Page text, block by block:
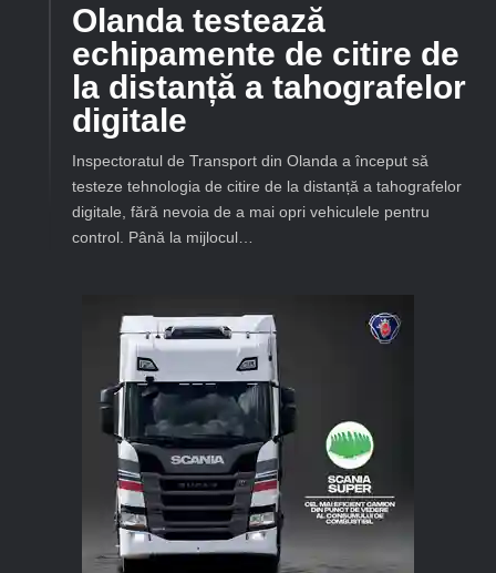
Olanda testează
echipamente de citire de
la distanță a tahografelor
digitale
Inspectoratul de Transport din Olanda a început să
testeze tehnologia de citire de la distanță a tahografelor
digitale, fără nevoia de a mai opri vehiculele pentru
control. Până la mijlocul…